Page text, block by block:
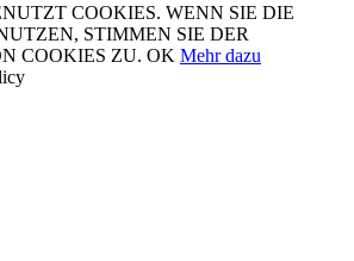
COOKIES. WENN SIE DIE
STIMMEN SIE DER
COOKIES ZU. OK Mehr dazu